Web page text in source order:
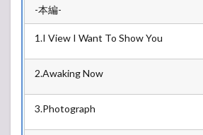
STAGE
2019/04/07(日)
SKY
STAGE
3.2
LAND
-本編-
1.I View I Want To Show You
2.Awaking Now
3.Photograph